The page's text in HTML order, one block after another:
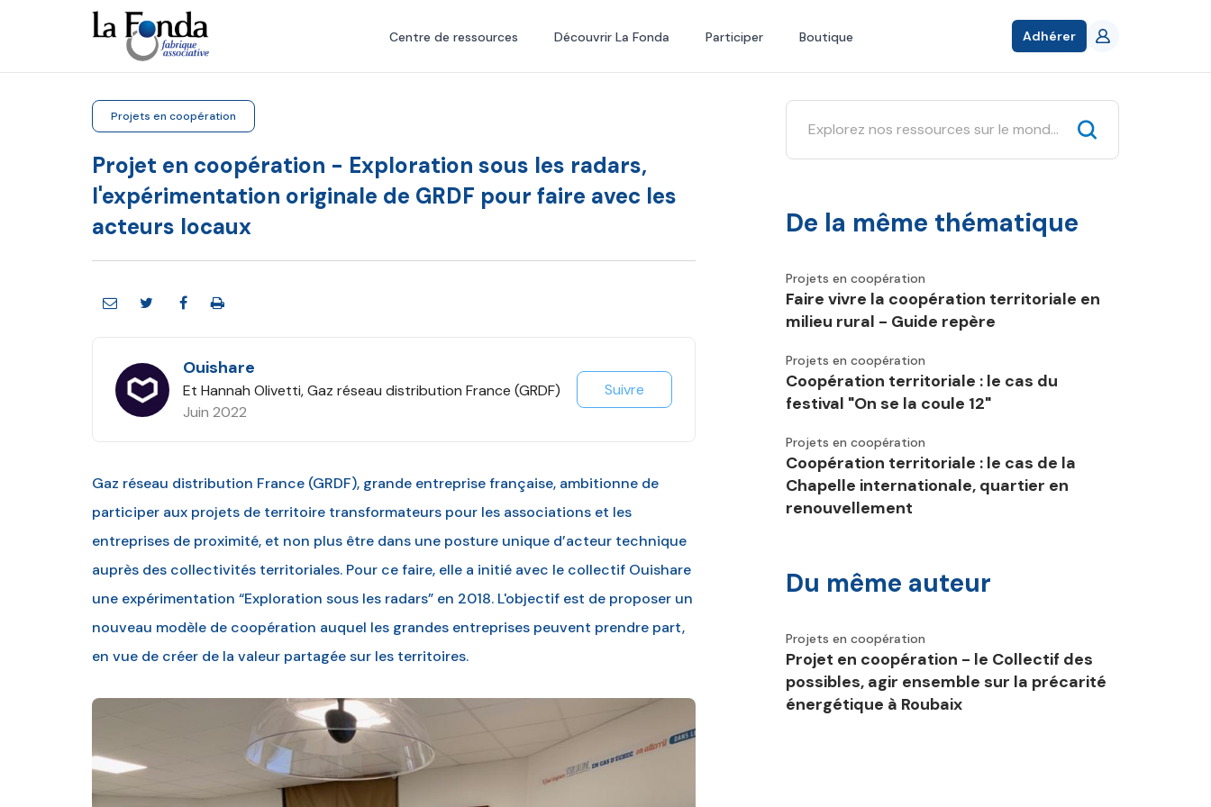
principal
Centre de ressources Découvrir La Fonda Participer Boutique Adhérer
Projets en coopération
Projet en coopération - Exploration sous les radars,
l'expérimentation originale de GRDF pour faire avec les
acteurs locaux
Ouishare
Et Hannah Olivetti, Gaz réseau distribution France (GRDF)
Juin 2022
Suivre
Gaz réseau distribution France (GRDF), grande entreprise française, ambitionne de
participer aux projets de territoire transformateurs pour les associations et les
entreprises de proximité, et non plus être dans une posture unique d’acteur technique
auprès des collectivités territoriales. Pour ce faire, elle a initié avec le collectif Ouishare
une expérimentation “Exploration sous les radars” en 2018. L'objectif est de proposer un
nouveau modèle de coopération auquel les grandes entreprises peuvent prendre part,
en vue de créer de la valeur partagée sur les territoires.
De la même thématique
Projets en coopération
Faire vivre la coopération territoriale en
milieu rural - Guide repère
Projets en coopération
Coopération territoriale : le cas du
festival "On se la coule 12"
Projets en coopération
Coopération territoriale : le cas de la
Chapelle internationale, quartier en
renouvellement
Du même auteur
Projets en coopération
Projet en coopération - le Collectif des
possibles, agir ensemble sur la précarité
énergétique à Roubaix